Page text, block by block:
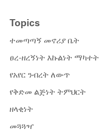
Topics
ተመጣጣኝ መኖሪያ ቤት
ፀረ-ዘረኝነት እኩልነት ማካተት
የአየር ንብረት ለውጥ
የቅድመ ልጅነት ትምህርት
ዘላቂነት
መጓጓዣ